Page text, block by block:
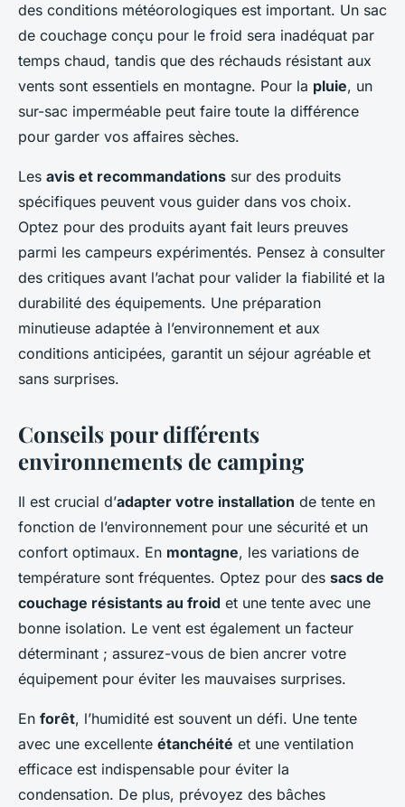
des conditions météorologiques est important. Un sac
de couchage conçu pour le froid sera inadéquat par
temps chaud, tandis que des réchauds résistant aux
vents sont essentiels en montagne. Pour la pluie, un
sur-sac imperméable peut faire toute la différence
pour garder vos affaires sèches.
Les avis et recommandations sur des produits
spécifiques peuvent vous guider dans vos choix.
Optez pour des produits ayant fait leurs preuves
parmi les campeurs expérimentés. Pensez à consulter
des critiques avant l’achat pour valider la fiabilité et la
durabilité des équipements. Une préparation
minutieuse adaptée à l’environnement et aux
conditions anticipées, garantit un séjour agréable et
sans surprises.
Conseils pour différents
environnements de camping
Il est crucial d’adapter votre installation de tente en
fonction de l’environnement pour une sécurité et un
confort optimaux. En montagne, les variations de
température sont fréquentes. Optez pour des sacs de
couchage résistants au froid et une tente avec une
bonne isolation. Le vent est également un facteur
déterminant ; assurez-vous de bien ancrer votre
équipement pour éviter les mauvaises surprises.
En forêt, l’humidité est souvent un défi. Une tente
avec une excellente étanchéité et une ventilation
efficace est indispensable pour éviter la
condensation. De plus, prévoyez des bâches